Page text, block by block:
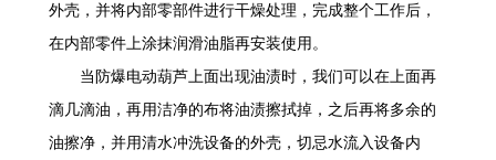
外壳，并将内部零部件进行干燥处理，完成整个工作后，
在内部零件上涂抹润滑油脂再安装使用。
当防爆电动葫芦上面出现油渍时，我们可以在上面再
滴几滴油，再用洁净的布将油渍擦拭掉，之后再将多余的
油擦净，并用清水冲洗设备的外壳，切忌水流入设备内